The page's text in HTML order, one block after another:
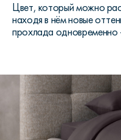
Цвет, который можно
находя в нём новые
прохлада одновременно